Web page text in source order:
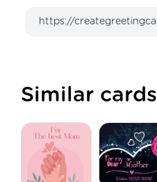
Similar cards